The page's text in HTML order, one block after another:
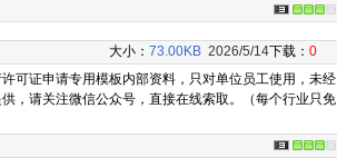
大小： 73.00KB 2026/5/14下载： 0
可证申请专用模板内部资料，只对单位员工使用，未经
，请关注微信公众号，直接在线索取。（每个行业只免